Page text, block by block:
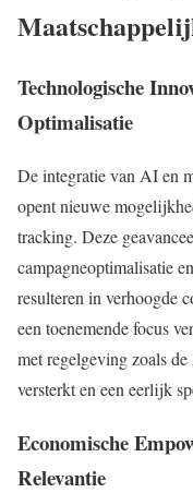
Technologische
Optimalisatie
De integratie van AI en
opent nieuwe
tracking. Deze
campagneoptimalisatie
resulteren in verhoogde
een toenemende focus
met regelgeving zoals
versterkt en een eerlijk
Economische
Relevantie